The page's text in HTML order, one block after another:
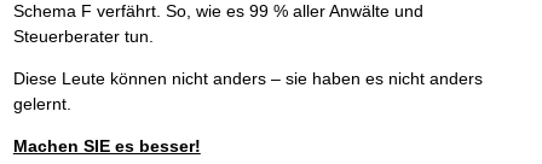
Schema F verfährt. So, wie es 99 % aller Anwälte und
Steuerberater tun.
Diese Leute können nicht anders – sie haben es nicht anders
gelernt.
Machen SIE es besser!